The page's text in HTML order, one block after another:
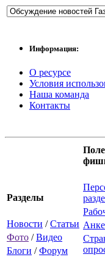
Информация:
О ресурсе
Условия
Наша команда
Контакты
Разделы
Новости /Статьи
Фото /Видео
Блоги /Форум